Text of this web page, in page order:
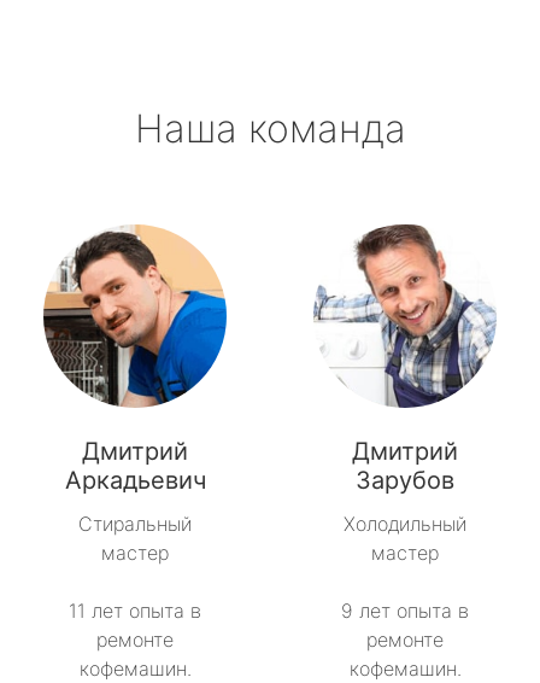
Наша команда
Дмитрий
Аркадьевич
Стиральный
мастер
11 лет опыта в
ремонте
кофемашин.
Дмитрий
Зарубов
Холодильный
мастер
9 лет опыта в
ремонте
кофемашин.